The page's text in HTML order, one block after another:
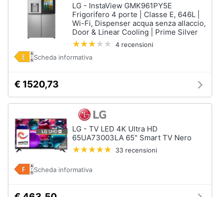
LG - InstaView GMK961PY5E
Frigorifero 4 porte | Classe E, 646L |
Wi-Fi, Dispenser acqua senza allaccio,
Door & Linear Cooling | Prime Silver
4 recensioni
Scheda informativa
€ 1520,73
LG - TV LED 4K Ultra HD
65UA73003LA 65" Smart TV Nero
33 recensioni
Scheda informativa